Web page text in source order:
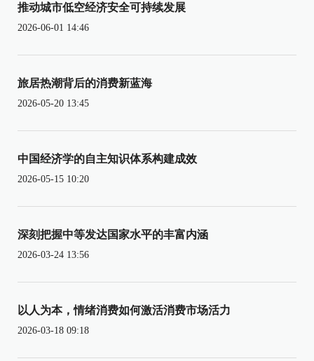
推动城市低空经济安全可持续发展
2026-06-01 14:46
旅居热潮背后的消费新蓝海
2026-05-20 13:45
中国经济学的自主知识体系构建成效
2026-05-15 10:20
深刻把握中等发达国家水平的丰富内涵
2026-03-24 13:56
以人为本，情绪消费如何激活消费市场活力
2026-03-18 09:18